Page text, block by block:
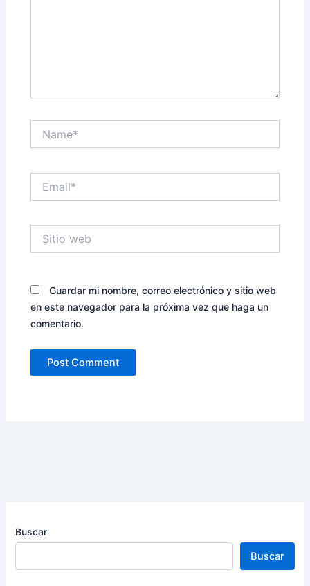
web
Guardar mi nombre, correo electrónico y sitio web
en este navegador para la próxima vez que haga un
comentario.
Buscar
Buscar